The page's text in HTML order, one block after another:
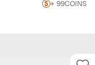
+ 99COINS